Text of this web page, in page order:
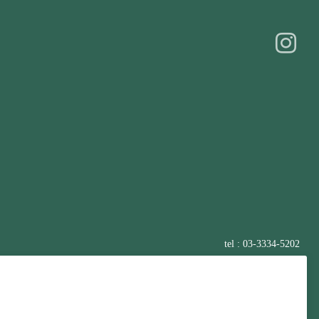
tel : 03-3334-5202